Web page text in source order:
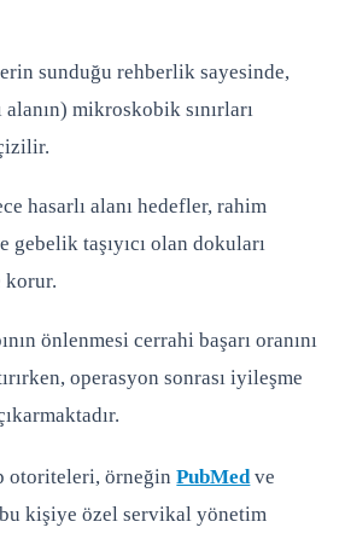
sunduğu rehberlik sayesinde,
mikroskobik sınırları
hasarlı alanı hedefler, rahim
gebelik taşıyıcı olan dokuları
korur.
önlenmesi cerrahi başarı oranını
operasyon sonrası iyileşme
otoriteleri, örneğinPubMedve
kişiye özel servikal yönetim